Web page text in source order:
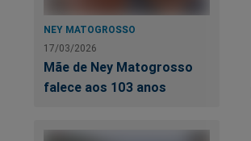
NEY MATOGROSSO
17/03/2026
Mãe de Ney Matogrosso
falece aos 103 anos